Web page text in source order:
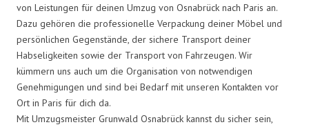
von Leistungen für deinen Umzug von Osnabrück nach Paris an.
Dazu gehören die professionelle Verpackung deiner Möbel und
persönlichen Gegenstände, der sichere Transport deiner
Habseligkeiten sowie der Transport von Fahrzeugen. Wir
kümmern uns auch um die Organisation von notwendigen
Genehmigungen und sind bei Bedarf mit unseren Kontakten vor
Ort in Paris für dich da.
Mit Umzugsmeister Grunwald Osnabrück kannst du sicher sein,